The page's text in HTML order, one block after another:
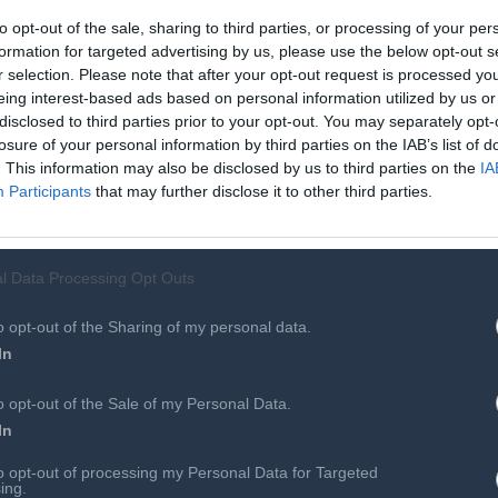
opt-out of the sale, sharing to third parties, or processing of your
for targeted advertising by us, please use the below opt-out
selection. Please note that after your opt-out request is processed
interest-based ads based on personal information utilized by us
to third parties prior to your opt-out. You may separately
of your personal information by third parties on the IAB’s list of
This information may also be disclosed by us to third parties on the
Participants that may further disclose it to other third parties.
Data Processing Opt Outs
opt-out of the Sharing of my personal data.
opt-out of the Sale of my Personal Data.
opt-out of processing my Personal Data for Targeted
ελληνικών ντοκιμαντέρ που πρόσφατα
στοERTflixapp, αλλά και σε μοναδικούς τίτλους
φιλοξενεί και το“ Milky Way”τη βραβευμένη τηλεοπτική
από το υποψήφιο για 8 βραβεία Όσκαρ «Barbie»
και «Τhe Bear» στο Disney+, το καθηλωτικό
«The Architect» από το Viaplay, καθώς και τα «Game
ιστορία. Το Vodafone TV συγκεντρώνει τους
χρόνο αποσπούν σημαντικές διακρίσεις για το
τα Όσκαρ, τα Sag Awards αλλά και τα βραβεία
υψηλής ποιότητας μπορούν να τους αναζητήσουν
συνεχώς μέσα από νέες και αποκλειστικές στρατηγικές